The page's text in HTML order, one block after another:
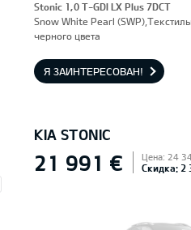
Stonic 1,0 T-GDI LX Plus 7DCT
Snow White Pearl
черного цвета
Я ЗАИНТЕРЕСОВАН!
KIA STONIC
21 991 € Цена: 24
Скидка: 2